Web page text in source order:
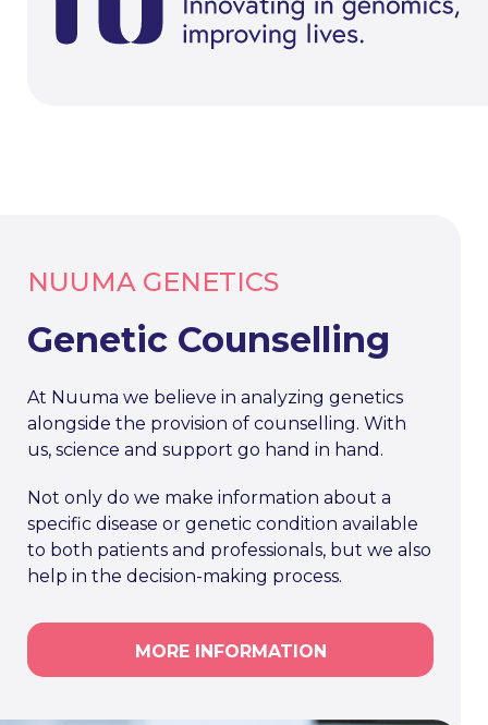
NUUMA GENETICS
Genetic Counselling
At Nuuma we believe in analyzing genetics
alongside the provision of counselling. With
us, science and support go hand in hand.
Not only do we make information about a
specific disease or genetic condition available
to both patients and professionals, but we also
help in the decision-making process.
MORE INFORMATION